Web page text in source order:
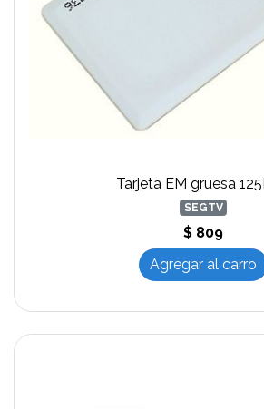
Tarjeta EM gruesa
SEGTV
$ 809
Agregar al carro